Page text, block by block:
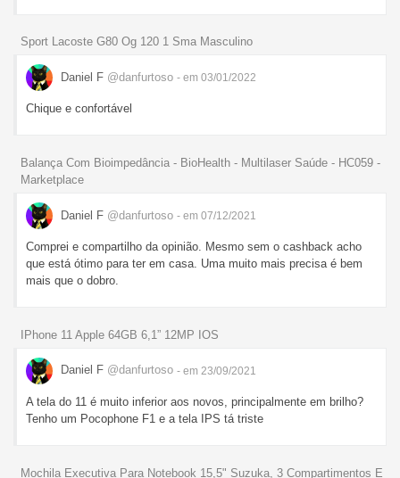
Sport Lacoste G80 Og 120 1 Sma Masculino
Daniel F @danfurtoso - em 03/01/2022
Chique e confortável
Balança Com Bioimpedância - BioHealth - Multilaser Saúde - HC059 -
Marketplace
Daniel F @danfurtoso - em 07/12/2021
Comprei e compartilho da opinião. Mesmo sem o cashback acho
que está ótimo para ter em casa. Uma muito mais precisa é bem
mais que o dobro.
IPhone 11 Apple 64GB 6,1” 12MP IOS
Daniel F @danfurtoso - em 23/09/2021
A tela do 11 é muito inferior aos novos, principalmente em brilho?
Tenho um Pocophone F1 e a tela IPS tá triste
Mochila Executiva Para Notebook 15,5" Suzuka, 3 Compartimentos E